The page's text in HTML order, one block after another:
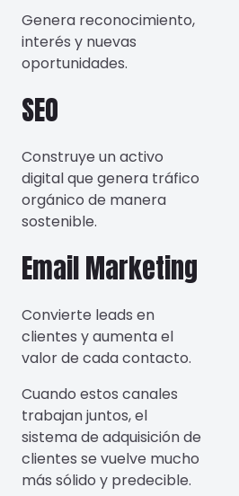
Genera reconocimiento,
interés y nuevas
oportunidades.
SEO
Construye un activo
digital que genera tráfico
orgánico de manera
sostenible.
Email Marketing
Convierte leads en
clientes y aumenta el
valor de cada contacto.
Cuando estos canales
trabajan juntos, el
sistema de adquisición de
clientes se vuelve mucho
más sólido y predecible.